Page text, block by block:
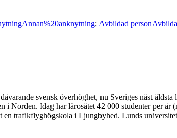
Annan%20anknytning; Avbildad person
svensk överhöghet, nu Sveriges näst
Norden. Idag har lärosätet 42 000 studenter per
trafikflyghögskola i Ljungbyhed. Lunds